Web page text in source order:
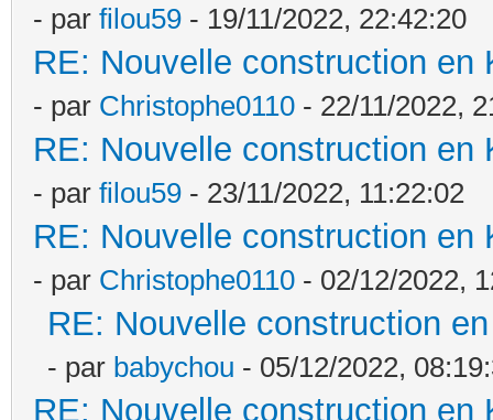
- par filou59 - 19/11/2022, 22:42:20
RE: Nouvelle construction
- par Christophe0110 - 22/11/2022,
RE: Nouvelle construction
- par filou59 - 23/11/2022, 11:22:02
RE: Nouvelle construction
- par Christophe0110 - 02/12/2022,
RE: Nouvelle construction
- par babychou - 05/12/2022,
RE: Nouvelle construction